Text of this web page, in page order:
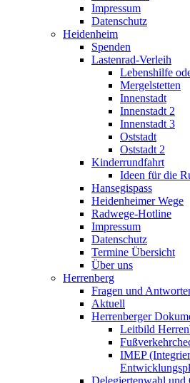
Impressum
Datenschutz
Heidenheim
Spenden
Lastenrad-Verleih
Lebenshilfe
Mergelstetten
Innenstadt
Innenstadt 2
Innenstadt 3
Oststadt
Oststadt 2
Kinderrundfahrt
Ideen für die
Hansegispass
Heidenheimer Wege
Radwege-Hotline
Impressum
Datenschutz
Termine Übersicht
Über uns
Herrenberg
Fragen und
Aktuell
Herrenberger
Leitbild
IMEP
Delegiertenwahl und